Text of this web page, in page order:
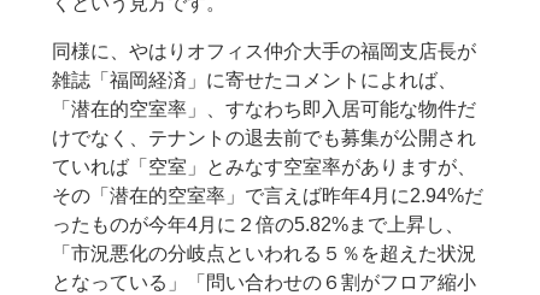
同様に、やはりオフィス仲介大手の福岡支店長が
雑誌「福岡経済」に寄せたコメントによれば、
「潜在的空室率」、すなわち即入居可能な物件だ
けでなく、テナントの退去前でも募集が公開され
ていれば「空室」とみなす空室率がありますが、
その「潜在的空室率」で言えば昨年4月に2.94%だ
ったものが今年4月に２倍の5.82%まで上昇し、
「市況悪化の分岐点といわれる５％を超えた状況
となっている」「問い合わせの６割がフロア縮小